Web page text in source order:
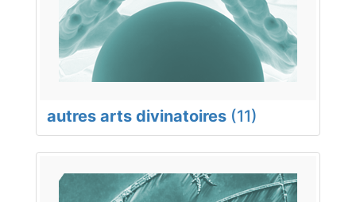
autres arts divinatoires (11)